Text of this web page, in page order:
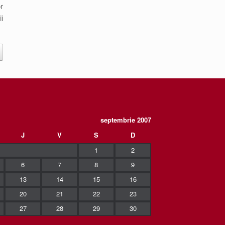
septembrie 2007
J V S
D
1
2
6 7 8
9
13 14 15
16
20 21 22
23
27 28 29
30